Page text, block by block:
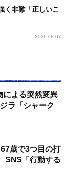
非難「正しいこ
2026.08.07
による突然変異
ラ「シャーク
歳で3つ目の打
「行動する